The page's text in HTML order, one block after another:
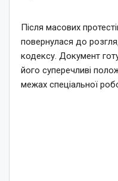
Після масових
повернулася до
кодексу. Документ
його суперечливі
межах спеціальної